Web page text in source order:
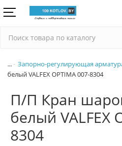
... Запорно-регулирующая
белый VALFEX OPTIMA 007-8304
П/П Кран
белый VALFEX
8304